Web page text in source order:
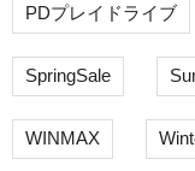
PDプレイドライブ
SpringSale
WINMAX